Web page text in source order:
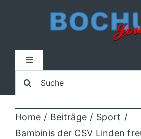
Toggle
Home
Lokal
Suche
nach:
Home Beiträge
Sport
Bambinis der CSV Linden